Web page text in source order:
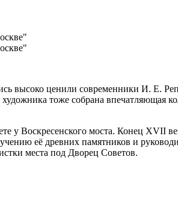
высоко ценили современники И. Е.
тоже собрана впечатляющая
у Воскресенского моста. Конец
её древних памятников и
места под Дворец Советов.